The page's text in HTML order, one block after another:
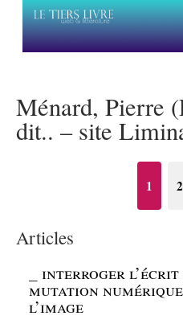
Ménard, Pierre
dit.. – site
1 2
Articles
_interroger l’écrit
mutation
l’image